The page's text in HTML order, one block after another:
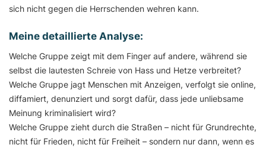
sich nicht gegen die Herrschenden wehren kann.
Meine detaillierte Analyse:
Welche Gruppe zeigt mit dem Finger auf andere, während sie
selbst die lautesten Schreie von Hass und Hetze verbreitet?
Welche Gruppe jagt Menschen mit Anzeigen, verfolgt sie online,
diffamiert, denunziert und sorgt dafür, dass jede unliebsame
Meinung kriminalisiert wird?
Welche Gruppe zieht durch die Straßen – nicht für Grundrechte,
nicht für Frieden, nicht für Freiheit – sondern nur dann, wenn es